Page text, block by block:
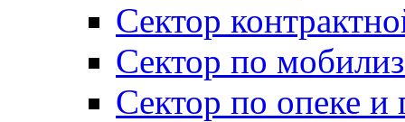
Сектор
Сектор по
Сектор по опеке и